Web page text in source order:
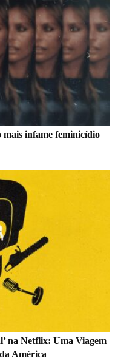
infame feminicídio
na Netflix: Uma Viagem
América